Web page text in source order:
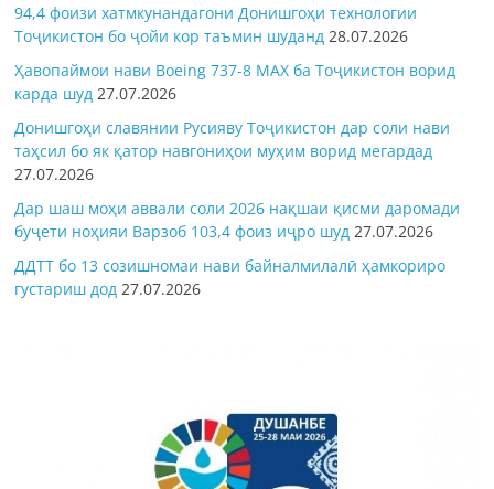
94,4 фоизи хатмкунандагони Донишгоҳи технологии
Тоҷикистон бо ҷойи кор таъмин шуданд 28.07.2026
Ҳавопаймои нави Boeing 737-8 MAX ба Тоҷикистон ворид
карда шуд 27.07.2026
Донишгоҳи славянии Русияву Тоҷикистон дар соли нави
таҳсил бо як қатор навгониҳои муҳим ворид мегардад
27.07.2026
Дар шаш моҳи аввали соли 2026 нақшаи қисми даромади
буҷети ноҳияи Варзоб 103,4 фоиз иҷро шуд 27.07.2026
ДДТТ бо 13 созишномаи нави байналмилалӣ ҳамкориро
густариш дод 27.07.2026